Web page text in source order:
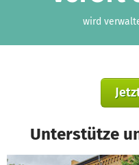
wird
Unterstütze